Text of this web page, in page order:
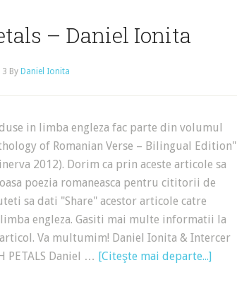
– Daniel Ionita
By Daniel Ionita
in limba engleza fac parte din volumul
of Romanian Verse – Bilingual Edition"
2012). Dorim ca prin aceste articole sa
poezia romaneasca pentru cititorii de
sa dati "Share" acestor articole catre
engleza. Gasiti mai multe informatii la
Va multumim! Daniel Ionita & Intercer
PETALS Daniel … [Citeşte mai departe...]